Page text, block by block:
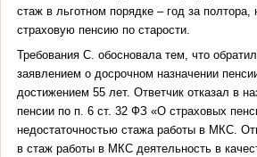
стаж в льготном порядке – год за полтора,
страховую пенсию по старости.
Требования С. обосновала тем, что
заявлением о досрочном назначении
достижением 55 лет. Ответчик отказал в
пенсии по п. 6 ст. 32 ФЗ «О страховых
недостаточностью стажа работы в МКС.
в стаж работы в МКС деятельность в